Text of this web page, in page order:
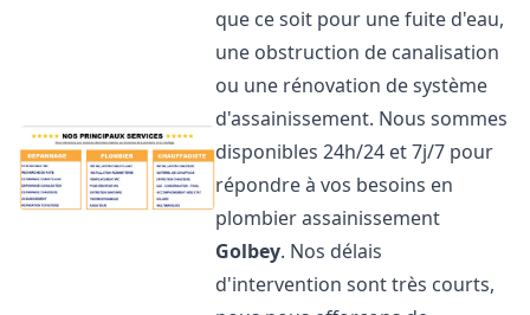
que ce soit pour une fuite d'eau,
une obstruction de canalisation
ou une rénovation de système
d'assainissement. Nous sommes
disponibles 24h/24 et 7j/7 pour
répondre à vos besoins en
plombier assainissement
Golbey. Nos délais
d'intervention sont très courts,